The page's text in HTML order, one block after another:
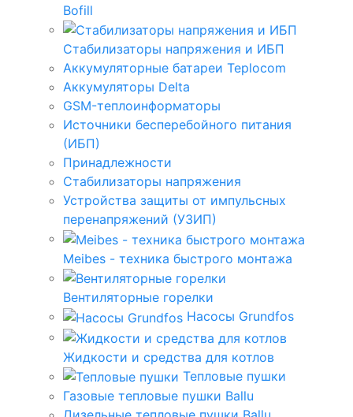
Bofill
Стабилизаторы напряжения и ИБП
Аккумуляторные батареи Teplocom
Аккумуляторы Delta
GSM-теплоинформаторы
Источники бесперебойного питания
(ИБП)
Принадлежности
Стабилизаторы напряжения
Устройства защиты от импульсных
перенапряжений (УЗИП)
Meibes - техника быстрого монтажа
Вентиляторные горелки
Насосы Grundfos
Жидкости и средства для котлов
Тепловые пушки
Газовые тепловые пушки Ballu